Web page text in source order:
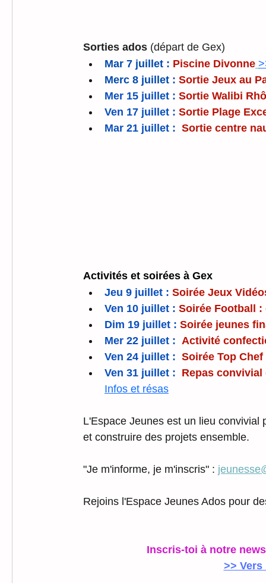
Sorties ados (départ de Gex)
Mar 7 juillet : Piscine Divonne
Merc 8 juillet : Sortie Jeux au
Mer 15 juillet : Sortie Walibi
Ven 17 juillet : Sortie Plage
Mar 21 juillet : Sortie centre
Activités et soirées à Gex
Jeu 9 juillet : Soirée Jeux
Ven 10 juillet : Soirée Football
Dim 19 juillet : Soirée jeunes
Mer 22 juillet : Activité
Ven 24 juillet : Soirée Top
Ven 31 juillet : Repas
Infos et résas
L'Espace Jeunes est un lieu
et construire des projets ensemble.
"Je m'informe, je m'inscris" :
Rejoins l'Espace Jeunes Ados pour
Inscris-toi à notre
>>